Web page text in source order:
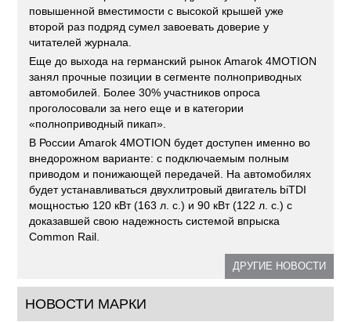
повышенной вместимости с высокой крышей уже
второй раз подряд сумел завоевать доверие у
читателей журнала.
Еще до выхода на германский рынок Amarok 4MOTION
занял прочные позиции в сегменте полноприводных
автомобилей. Более 30% участников опроса
проголосовали за него еще и в категории
«полноприводный пикап».
В России Amarok 4MOTION будет доступен именно во
внедорожном варианте: с подключаемым полным
приводом и понижающей передачей. На автомобилях
будет устанавливаться двухлитровый двигатель biTDI
мощностью 120 кВт (163 л. с.) и 90 кВт (122 л. с.) с
доказавшей свою надежность системой впрыска
Common Rail.
ДРУГИЕ НОВОСТИ
НОВОСТИ МАРКИ